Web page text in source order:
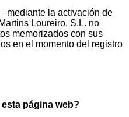
la activación de
Loureiro, S.L. no
memorizados con sus
en el momento del registro
página web?